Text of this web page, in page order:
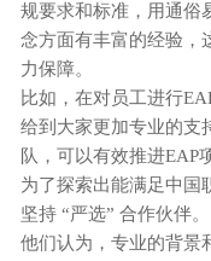
规要求和标准，用通俗
念方面有丰富的经验，
力保障。
比如，在对员工进行
给到大家更加专业的支
队，可以有效推进EAP
为了探索出能满足中国
坚持 “严选” 合作伙伴。
他们认为，专业的背景